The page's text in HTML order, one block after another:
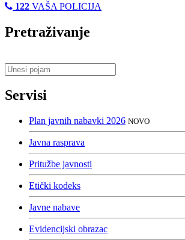
122 VAŠA POLICIJA
Pretraživanje
Servisi
Plan javnih nabavki 2026 NOVO
Javna rasprava
Pritužbe javnosti
Etički kodeks
Javne nabave
Evidencijski obrazac